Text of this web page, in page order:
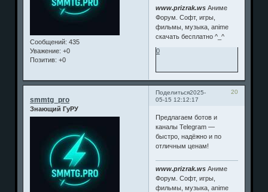
Сообщений: 435
Уважение: +0
Позитив: +0
www.prizrak.ws Аниме
Форум. Софт, игры,
фильмы, музыка, anime
скачать бесплатно ^_^
0
Поделиться 20
2025-
05-15 12:12:17
smmtg_pro
Знающий ГуРУ
Предлагаем ботов и
каналы Telegram —
быстро, надёжно и по
отличным ценам!
www.prizrak.ws Аниме
Форум. Софт, игры,
фильмы, музыка, anime